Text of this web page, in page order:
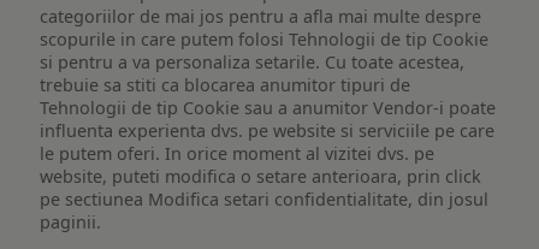
categoriilor de mai jos pentru a afla mai multe despre
scopurile in care putem folosi Tehnologii de tip Cookie
si pentru a va personaliza setarile. Cu toate acestea,
trebuie sa stiti ca blocarea anumitor tipuri de
Tehnologii de tip Cookie sau a anumitor Vendor-i poate
influenta experienta dvs. pe website si serviciile pe care
le putem oferi. In orice moment al vizitei dvs. pe
website, puteti modifica o setare anterioara, prin click
pe sectiunea Modifica setari confidentialitate, din josul
paginii.